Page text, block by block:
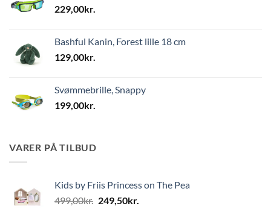
229,00kr.
Bashful Kanin, Forest lille 18 cm
129,00kr.
Svømmebrille, Snappy
199,00kr.
VARER PÅ TILBUD
Kids by Friis Princess on The Pea
499,00kr. Den
249,50kr.